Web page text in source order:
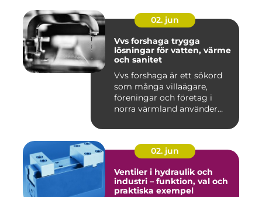
02. jun
Vvs forshaga trygga
lösningar för vatten, värme
och sanitet
Vvs forshaga är ett sökord
som många villaägare,
föreningar och företag i
norra värmland använder
02. jun
Ventiler i hydraulik och
industri – funktion, val och
praktiska exempel